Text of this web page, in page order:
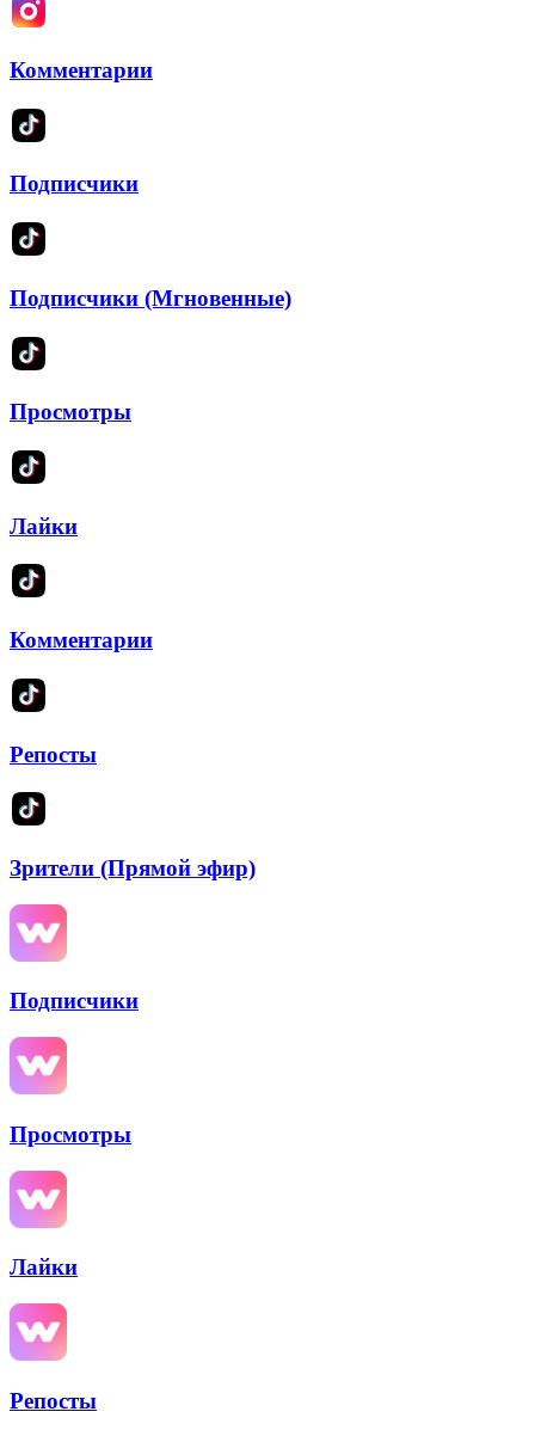
Комментарии
Подписчики
Подписчики (Мгновенные)
Просмотры
Лайки
Комментарии
Репосты
Зрители (Прямой эфир)
Подписчики
Просмотры
Лайки
Репосты